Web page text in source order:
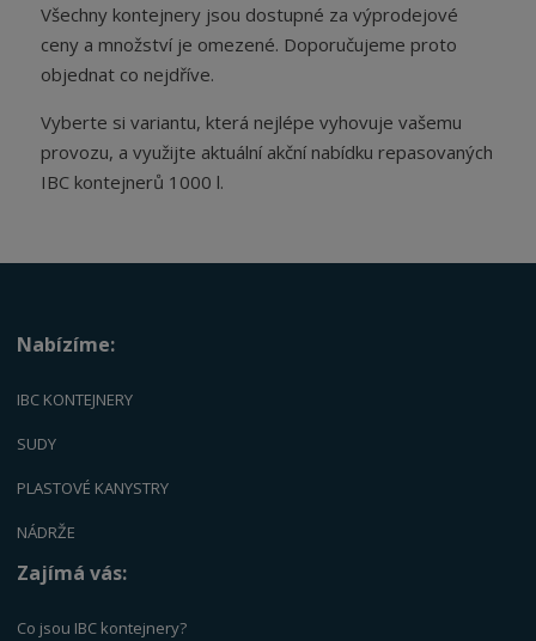
Všechny kontejnery jsou dostupné za výprodejové
ceny a množství je omezené. Doporučujeme proto
objednat co nejdříve.
Vyberte si variantu, která nejlépe vyhovuje vašemu
provozu, a využijte aktuální akční nabídku repasovaných
IBC kontejnerů 1000 l.
Nabízíme:
IBC KONTEJNERY
SUDY
PLASTOVÉ KANYSTRY
NÁDRŽE
Zajímá vás:
Co jsou IBC kontejnery?